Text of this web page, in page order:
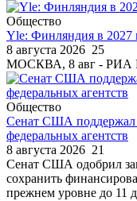
Общество
Yle: Финляндия в 2027
8 августа 2026 25
МОСКВА, 8 авг - РИА
Общество
Сенат США поддержал
федеральных агентств
8 августа 2026 21
Сенат США одобрил
сохранить
прежнем уровне до 11